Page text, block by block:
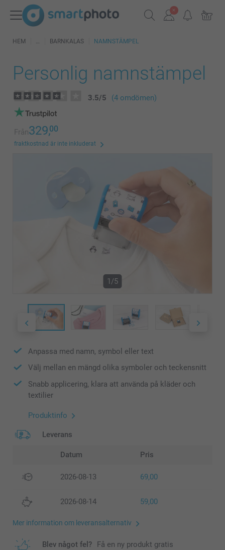
HEM BARNKALAS NAMNSTÄMPEL
Personlig namnstämpel
3.5/5 (4 omdömen)
Från329,00
fraktkostnad är inte inkluderat
1/5
Anpassa med namn, symbol eller text
Välj mellan en mängd olika symboler och teckensnitt
Snabb applicering, klara att använda på kläder och
textilier
Produktinfo
Leverans
Datum Pris
2026-08-13 69,00
2026-08-14 59,00
Mer information om leveransalternativ
Blev något fel? Få en ny produkt gratis